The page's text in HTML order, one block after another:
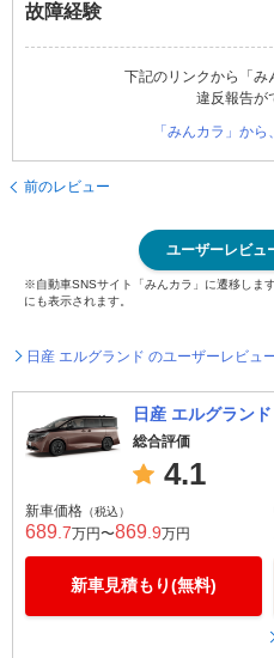
故障経験
下記のリンクから「み
違反報告が
「みんカラ」か
前のレビュー
ユーザーレビュ
※自動車SNSサイト「みんカラ」に遷移しま
にも表示されます。
日産 エルグランド のユーザーレビュ
日産 エルグランド
総合評価
4.1
新車価格 （税込）
689 .7万円〜869 .9万円
新車見積もり(無料)